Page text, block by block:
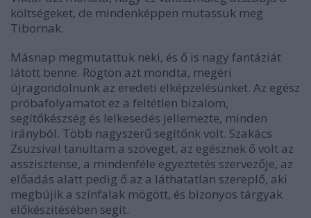
költségeket, de mindenképpen mutassuk meg
Tibornak.
Másnap megmutattuk neki, és ő is nagy fantáziát
látott benne. Rögtön azt mondta, megéri
újragondolnunk az eredeti elképzelésünket. Az egész
próbafolyamatot ez a feltétlen bizalom,
segítőkészség és lelkesedés jellemezte, minden
irányból. Több nagyszerű segítőnk volt. Szakács
Zsuzsival tanultam a szöveget, az egésznek ő volt az
asszisztense, a mindenféle egyeztetés szervezője, az
előadás alatt pedig ő az a láthatatlan szereplő, aki
megbújik a színfalak mögött, és bizonyos tárgyak
előkészítésében segít.